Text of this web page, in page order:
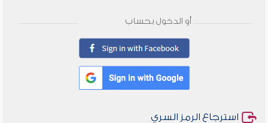
أو الدخول بحساب
استرجاع الرمز السري